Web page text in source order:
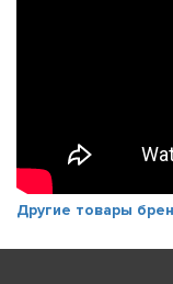
Другие товары